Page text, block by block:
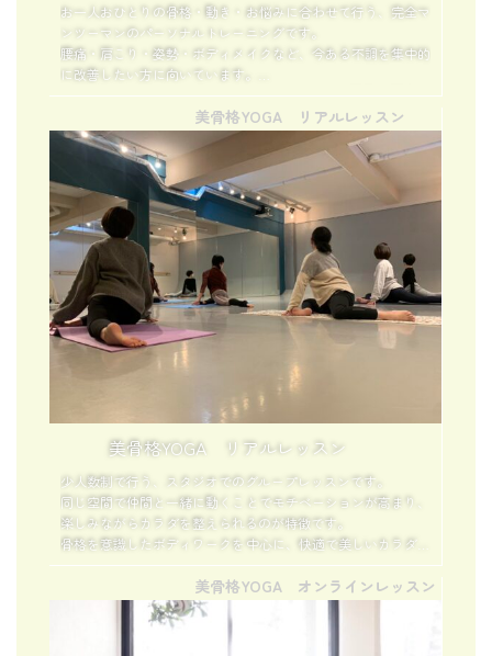
お一人おひとりの骨格・動き・お悩みに合わせて行う、完全マ
ンツーマンのパーソナルトレーニングです。
腰痛・肩こり・姿勢・ボディメイクなど、今ある不調を集中的
に改善したい方に向いています。
不調が強い時期は、まず整えることがキレイへの最善の近道。
プロの手で直接調整を受けながら、
一人でカラダを動かすことが苦手な方、
まずは自分の状態をしっかり知りたい方におすすめです。
美骨格YOGA リアルレッスン
美骨格YOGA リアルレッスン
少人数制で行う、スタジオでのグループレッスンです。
同じ空間で仲間と一緒に動くことでモチベーションが高まり、
楽しみながらカラダを整えられるのが特徴です。
骨格を意識したボディワークを中心に、快適で美しいカラダを
育てていきます。
一人では続きにくい方、定期的に体を動かす習慣をつくりたい
方におすすめです。
美骨格YOGA オンラインレッスン